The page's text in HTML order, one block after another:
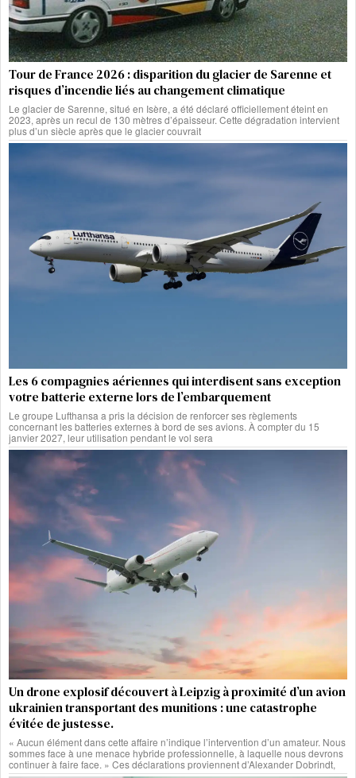
Tour de France 2026 : disparition du glacier de Sarenne et
risques d’incendie liés au changement climatique
Le glacier de Sarenne, situé en Isère, a été déclaré officiellement éteint en
2023, après un recul de 130 mètres d’épaisseur. Cette dégradation intervient
plus d’un siècle après que le glacier couvrait
Les 6 compagnies aériennes qui interdisent sans exception
votre batterie externe lors de l’embarquement
Le groupe Lufthansa a pris la décision de renforcer ses règlements
concernant les batteries externes à bord de ses avions. À compter du 15
janvier 2027, leur utilisation pendant le vol sera
Un drone explosif découvert à Leipzig à proximité d’un avion
ukrainien transportant des munitions : une catastrophe
évitée de justesse.
« Aucun élément dans cette affaire n’indique l’intervention d’un amateur. Nous
sommes face à une menace hybride professionnelle, à laquelle nous devrons
continuer à faire face. » Ces déclarations proviennent d’Alexander Dobrindt,